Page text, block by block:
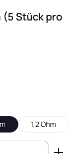
(5 Stück pro
1,2 Ohm
Wert